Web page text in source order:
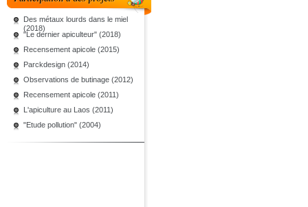
Des métaux lourds dans le miel
(2018)
"Le dernier apiculteur" (2018)
Recensement apicole (2015)
Parckdesign (2014)
Observations de butinage (2012)
Recensement apicole (2011)
L'apiculture au Laos (2011)
"Etude pollution" (2004)